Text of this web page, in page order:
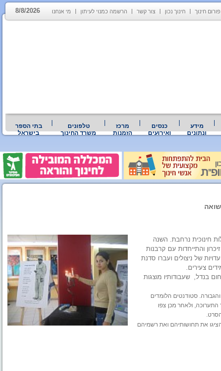
פורום חינוך חינוך נכון צור קשר הרשמה כמנוי לעיתון מי אנחנו 8/8/2026
מידע
ונתונים
כנסים
ואירועים
מרכז
הזמנות
טלפונים
משרד החינוך
בתי הספר
בישראל
חינוכית נרחבת. השנה
והתייחדות עם קרבנות
של ניצולים ועברו סדנת
צעירים.
בנדל, שעבודותיו מוצגות
סטודנטים הלומדים
התערוכה, ולאחר מכן צפו
את תחושותיהם ואת רשמיהם